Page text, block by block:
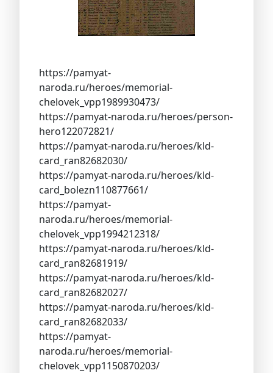
https://pamyat-
naroda.ru/heroes/memorial-
chelovek_vpp1989930473/
https://pamyat-naroda.ru/heroes/person-
hero122072821/
https://pamyat-naroda.ru/heroes/kld-
card_ran82682030/
https://pamyat-naroda.ru/heroes/kld-
card_bolezn110877661/
https://pamyat-
naroda.ru/heroes/memorial-
chelovek_vpp1994212318/
https://pamyat-naroda.ru/heroes/kld-
card_ran82681919/
https://pamyat-naroda.ru/heroes/kld-
card_ran82682027/
https://pamyat-naroda.ru/heroes/kld-
card_ran82682033/
https://pamyat-
naroda.ru/heroes/memorial-
chelovek_vpp1150870203/